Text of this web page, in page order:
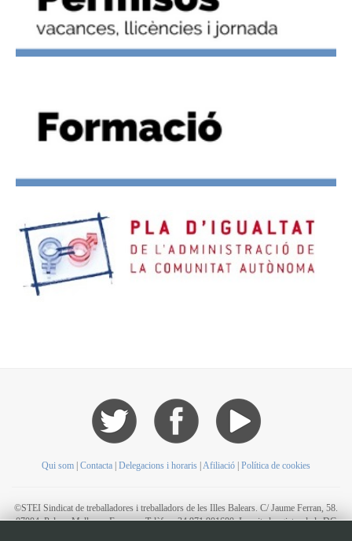
Qui som Contacta Delegacions i horaris Afiliació Política de cookies
©STEI Sindicat de treballadores i treballadors de les Illes Balears. C/ Jaume Ferran, 58.
07004. Palma. Mallorca. Espanya. Telèfon: 34 971 901600. Inscrit al registre de la DG